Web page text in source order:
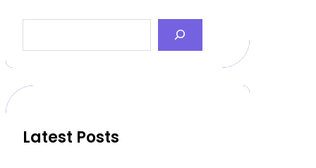
a
c
Latest Posts